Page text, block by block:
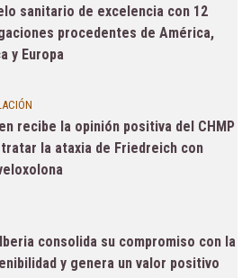
sanitario de excelencia con 12
procedentes de América,
y Europa
recibe la opinión positiva del CHMP
la ataxia de Friedreich con
Iberia consolida su compromiso con la
y genera un valor positivo